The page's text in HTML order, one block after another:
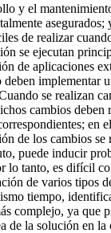
y el
asegurados;
de realizar
se ejecutan
de aplicaciones
implementar
se realizan
cambios deben
en
de los cambios
puede inducir
lo tanto, es difícil
de varios tipos
tiempo,
complejo, ya que
de la solución en la